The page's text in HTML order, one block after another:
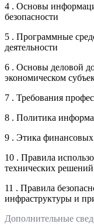
4 . Основы
безопасности
5 . Программные
деятельности
6 . Основы деловой
экономическом
7 . Требования
8 . Политика
9 . Этика финансовых
10 . Правила
технических решений
11 . Правила
инфраструктуры и
Дополнительные